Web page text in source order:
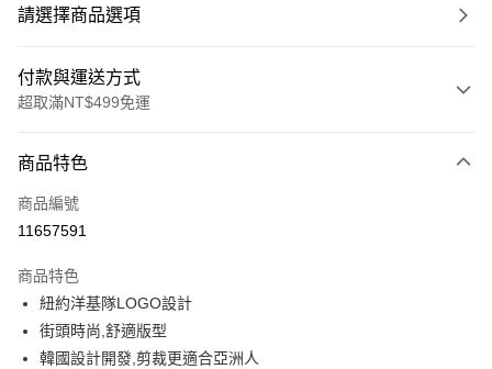
請選擇商品選項
付款與運送方式
超取滿NT$499免運
信用卡一次付款
超商取貨付款
Apple Pay
街口支付
商品特色
商品編號
11657591
商品特色
紐約洋基隊LOGO設計
街頭時尚,舒適版型
韓國設計開發,剪裁更適合亞洲人